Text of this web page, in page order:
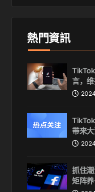
熱門資訊
言，
带来大
抓住
矩阵